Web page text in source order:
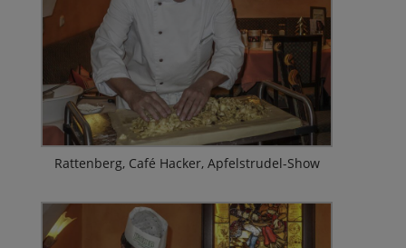
Rattenberg, Café Hacker, Apfelstrudel-Show